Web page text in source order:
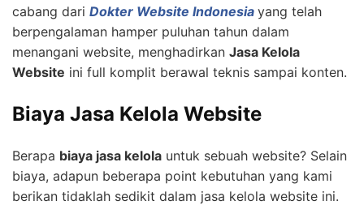
cabang dari Dokter Website Indonesia yang telah
berpengalaman hamper puluhan tahun dalam
menangani website, menghadirkan Jasa Kelola
Website ini full komplit berawal teknis sampai konten.
Biaya Jasa Kelola Website
Berapa biaya jasa kelola untuk sebuah website? Selain
biaya, adapun beberapa point kebutuhan yang kami
berikan tidaklah sedikit dalam jasa kelola website ini.